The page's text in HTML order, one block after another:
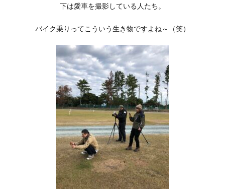
下は愛車を撮影している人たち。
バイク乗りってこういう生き物ですよね～（笑）